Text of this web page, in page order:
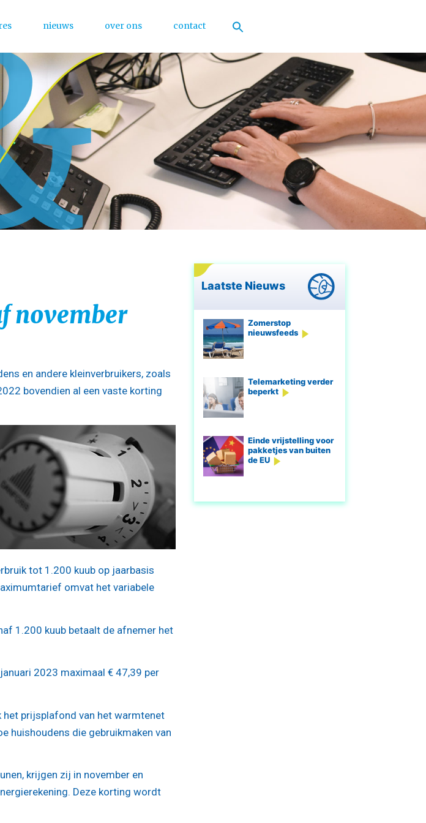
nieuws over ons contact
november
en andere kleinverbruikers, zoals
bovendien al een vaste korting
tot 1.200 kuub op jaarbasis
omvat het variabele
1.200 kuub betaalt de afnemer het
2023 maximaal € 47,39 per
prijsplafond van het warmtenet
huishoudens die gebruikmaken van
krijgen zij in november en
Deze korting wordt
Laatste Nieuws
Zomerstop
nieuwsfeeds
Telemarketing verder
beperkt
Einde vrijstelling voor
pakketjes van buiten
de EU